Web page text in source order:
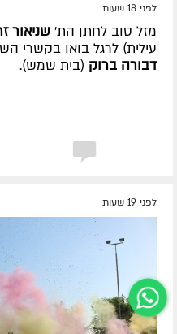
לפני 18 שעות
מזל טוב לחתן הת' שניאור
עילית) לרגל בואו בקשרי
דבורה ברוק (בית שמש).
לפני 19 שעות